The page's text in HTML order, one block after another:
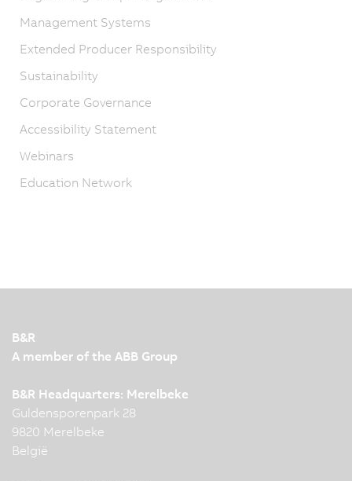
Management Systems
Extended Producer Responsibility
Sustainability
Corporate Governance
Accessibility Statement
Webinars
Education Network
B&R
A member of the ABB Group
B&R Headquarters: Merelbeke
Guldensporenpark 28
9820 Merelbeke
België